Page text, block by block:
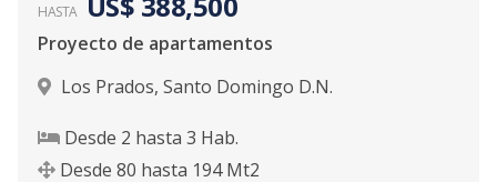
HASTA
Proyecto de apartamentos
Los Prados, Santo Domingo D.N.
Desde 2 hasta 3 Hab.
Desde 80 hasta 194 Mt2